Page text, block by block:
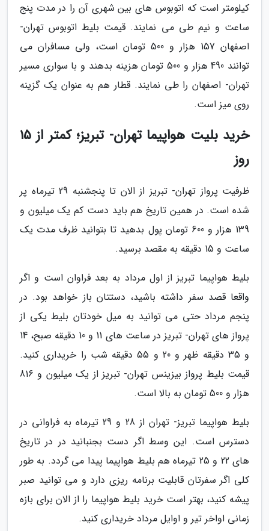
کیلومتر است که اتوبوس های بین شهری آن را در مدت پنج
ساعت و نیم طی می نمایند. قیمت بلیط اتوبوس تهران-
اصفهان 157 هزار و 500 تومان است، ولی مسافران می
توانند 490 هزار و 500 تومان هزینه بدهند و با سواری مسیر
تهران- اصفهان را طی نمایند. قطار هم به عنوان یک گزینه
روی میز است.
خرید بلیت هواپیما تهران- تبریز؛ کمتر از 15
روز
ظرفیت پرواز تهران- تبریز از الان تا پنجشنبه 29 تیرماه پر
شده است. در همین تاریخ هم باید دست کم یک میلیون و
139 هزار و 600 تومان پول بدهید تا بتوانید ظرف مدت یک
ساعت و 15 دقیقه به مقصد برسید.
بلیط هواپیما تبریز از اول مرداد به بعد فراوان است و اگر
واقعا قصد سفر داشته باشید، دستتان باز خواهد بود. در
پنجم مرداد حتی می توانید به میل خودتان بلیط یکی از
پرواز های تهران- تبریز در ساعت های 11 و 10 دقیقه صبح، 14
و 35 دقیقه ظهر و 20 و 55 دقیقه شب را خریداری کنید.
قیمت بلیط پرواز بیزینس تهران- تبریز از یک میلیون و 816
هزار و 500 تومان به بالا است.
بلیط هواپیما تبریز- تهران از 28 و 29 تیرماه به فراوانی در
دسترس است. این وسط اگر دست بجنبانید در در تاریخ
های 22 و 25 تیرماه هم بلیط هواپیما پیدا می گردد. به طور
کلی اگر سفرتان قابلیت برنامه ریزی دارد و می توانید صبر
پیشه کنید، بهتر است خرید بلیط هواپیما را از الان برای بازه
زمانی اواخر تیر و اوایل مرداد خریداری کنید.